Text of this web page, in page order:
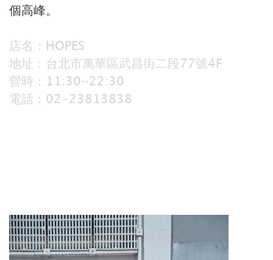
個高峰。
店名：HOPES
地址：台北市萬華區武昌街二段77號4F
營時：11:30~22:30
電話：02-23813838